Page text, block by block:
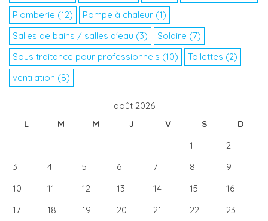
Plomberie (12) Pompe à chaleur (1)
Salles de bains / salles d'eau (3) Solaire (7)
Sous traitance pour professionnels (10) Toilettes (2)
ventilation (8)
août 2026
L
M M J V S
D
1
2
3
4 5 6 7 8
9
10
11 12 13 14 15
16
17
18 19 20 21 22
23